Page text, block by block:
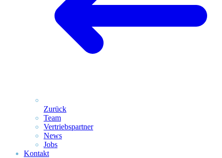
Zurück
Team
Vertriebspartner
News
Jobs
Kontakt